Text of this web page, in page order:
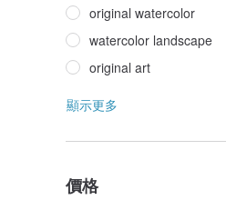
original watercolor
watercolor landscape
original art
顯示更多
價格